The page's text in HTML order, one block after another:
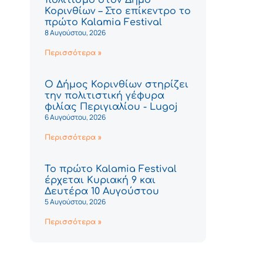
Κορινθίων – Στο επίκεντρο το
πρώτο Kalamia Festival
8 Αυγούστου, 2026
Περισσότερα »
Ο Δήμος Κορινθίων στηρίζει
την πολιτιστική γέφυρα
φιλίας Περιγιαλίου - Lugoj
6 Αυγούστου, 2026
Περισσότερα »
Το πρώτο Kalamia Festival
έρχεται Κυριακή 9 και
Δευτέρα 10 Αυγούστου
5 Αυγούστου, 2026
Περισσότερα »